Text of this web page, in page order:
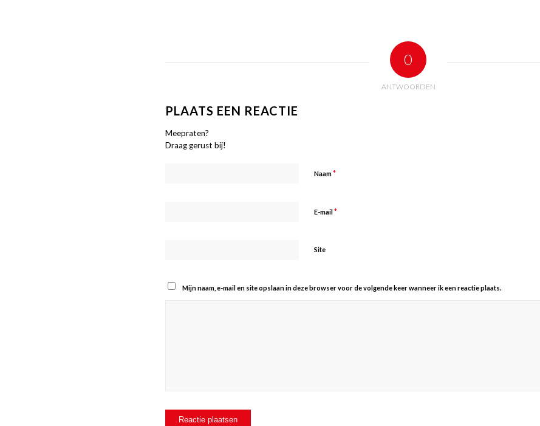
0
ANTWOORDEN
PLAATS EEN REACTIE
Meepraten?
Draag gerust bij!
Naam*
E-mail*
Site
Mijn naam, e-mail en site opslaan in deze browser voor de volgende keer wanneer ik een reactie plaats.